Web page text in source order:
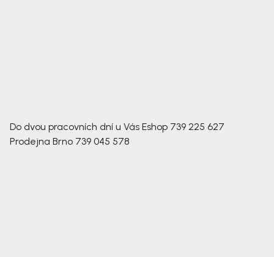
Do dvou pracovních dní u Vás Eshop 739 225 627
Prodejna Brno 739 045 578